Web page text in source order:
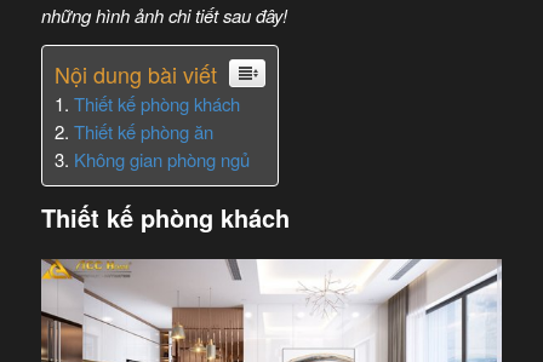
những hình ảnh chi tiết sau đây!
Nội dung bài viết
Thiết kế phòng khách
Thiết kế phòng ăn
Không gian phòng ngủ
Thiết kế phòng khách